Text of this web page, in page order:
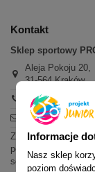
Kontakt
Sklep sportowy
Aleja Pokoju 20,
31-564 Kraków
+48 600 779 897
Zapraszamy do
poniedziałek -
sobota: 10.00-14.00
Informacje
Nasz sklep
poziom